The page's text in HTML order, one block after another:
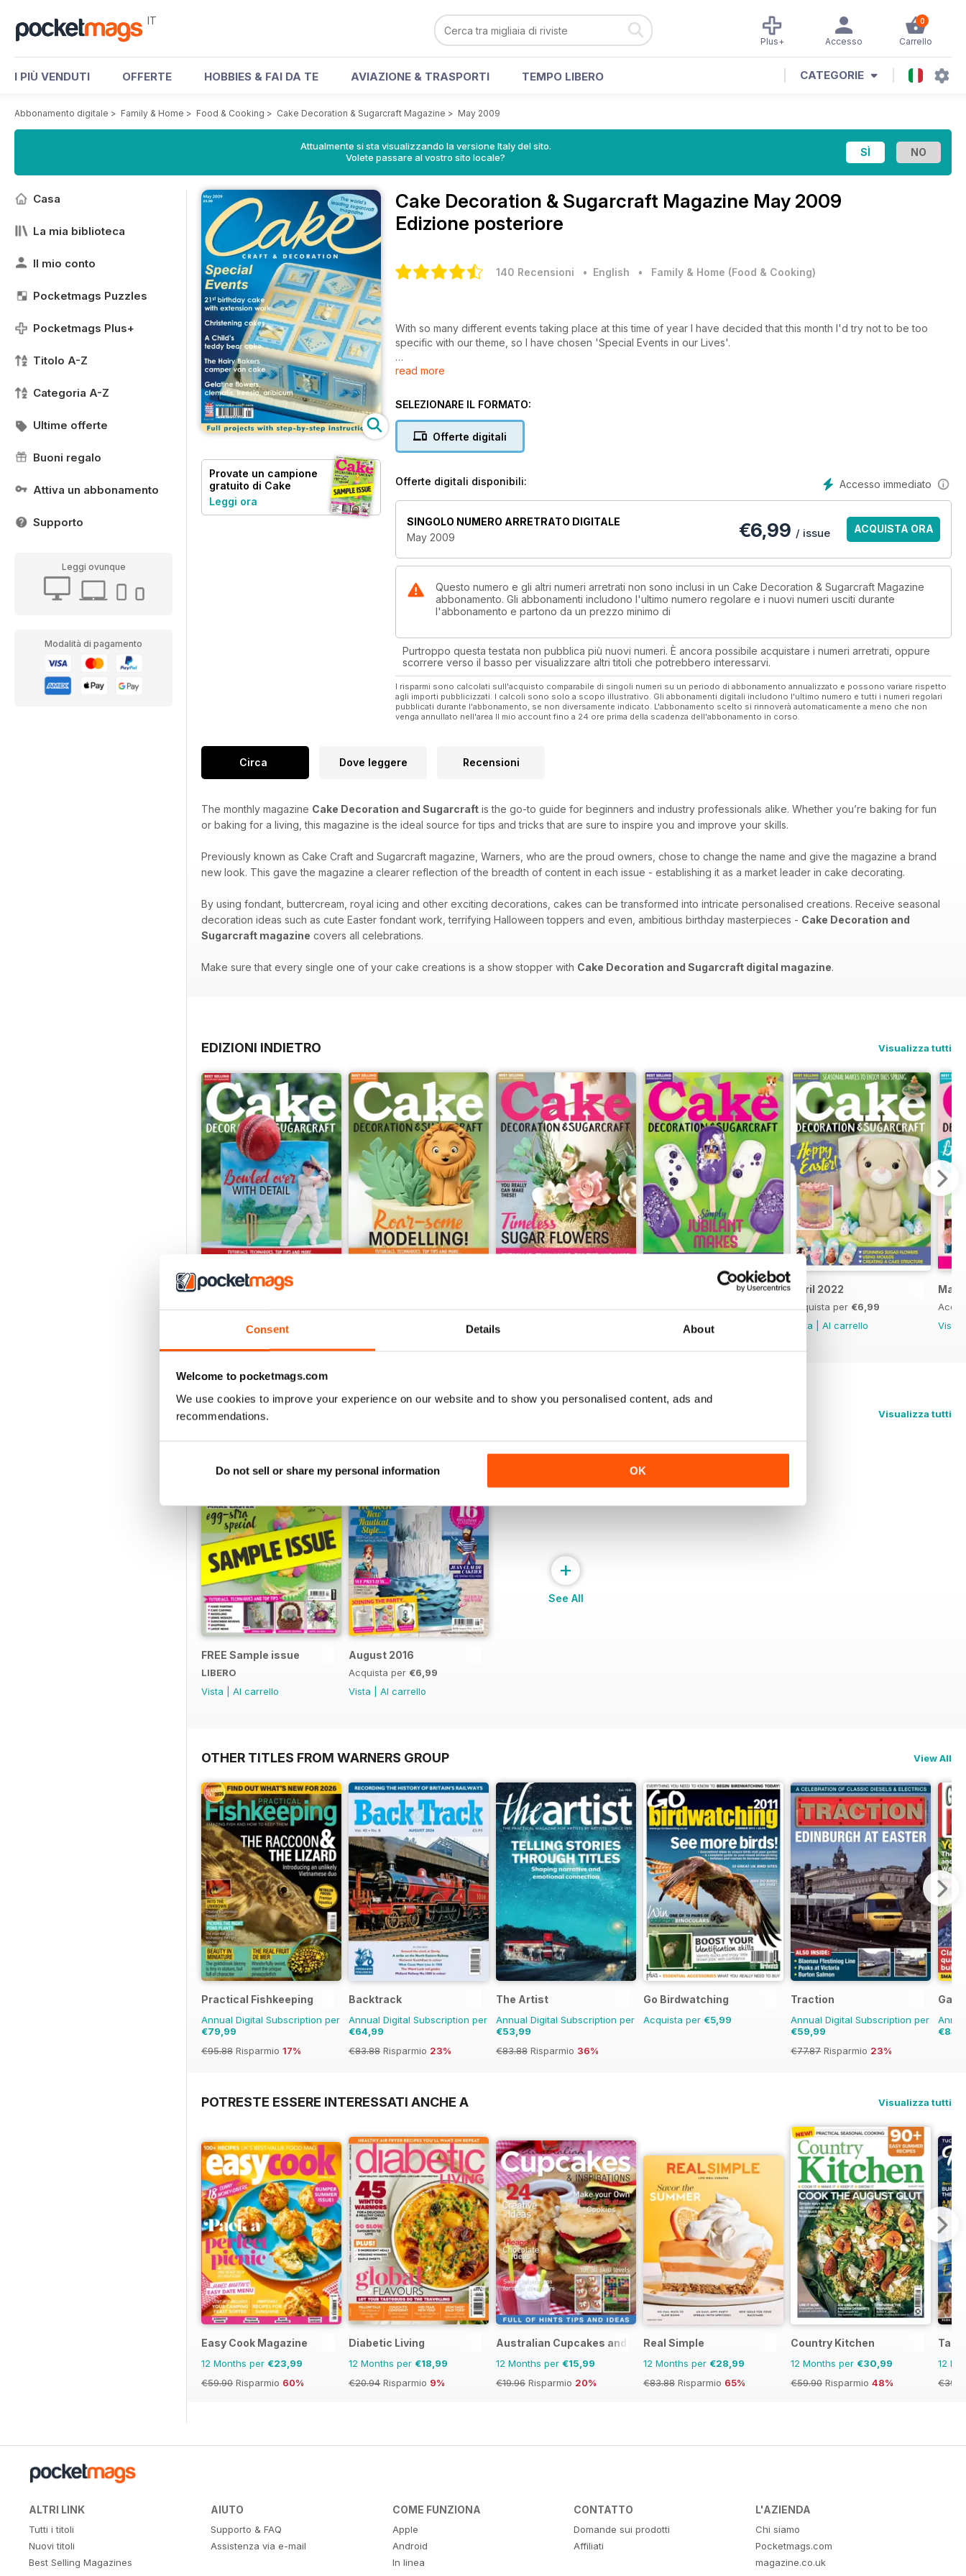
Consent Details About
Welcome to pocketmags.com
We use cookies to improve your experience on our website and to show you personalised content, ads and
recommendations.
Do not sell or share my personal information OK
IT 0
Carrello
Accesso
Plus+
I PIÙ VENDUTI OFFERTE HOBBIES & FAI DA TE AVIAZIONE & TRASPORTI TEMPO LIBERO CATEGORIE
Abbonamento digitale > Family & Home > Food & Cooking > Cake Decoration & Sugarcraft Magazine > May 2009
Attualmente si sta visualizzando la versione Italy del sito.
Volete passare al vostro sito locale?
Casa
La mia biblioteca
Il mio conto
Pocketmags Puzzles
Pocketmags Plus+
Titolo A-Z
Categoria A-Z
Ultime offerte
Buoni regalo
Attiva un abbonamento
Supporto
Leggi ovunque
Modalità di pagamento
Provate un campione
gratuito di Cake
Decoration &
Sugarcraft Magazine
Leggi ora
Cake Decoration & Sugarcraft Magazine May 2009
Edizione posteriore
140 Recensioni • English • Family & Home (Food & Cooking)
With so many different events taking place at this time of year I have decided that this month I'd try not to be too
specific with our theme, so I have chosen 'Special Events in our Lives'.
Most of the cakes in this issue could be adapted for a variety of occasions,and these could be used to mark the start
only our imaginations that normally limit us to the usual weddings, birthdays, etc.
Also this month, by popular request, we feature pictures of gold and silver winners from last years 'Cake
International' show; so if you are looking for even more challenges you could always try to recreate some of these
And remember, if you have any original reasons you have created a cake for, please do let me know (or better still
send in a picture) so that you can also help to inspire others and continue to spread the cake decorating message
worldwide.
read more
SELEZIONARE IL FORMATO:
Offerte digitali
Accesso immediato
Offerte digitali disponibili:
SINGOLO NUMERO ARRETRATO DIGITALE
May 2009
€6,99 / issue ACQUISTA ORA
Questo numero e gli altri numeri arretrati non sono inclusi in un Cake Decoration & Sugarcraft Magazine
abbonamento. Gli abbonamenti includono l'ultimo numero regolare e i nuovi numeri usciti durante
l'abbonamento e partono da un prezzo minimo di
Purtroppo questa testata non pubblica più nuovi numeri. È ancora possibile acquistare i numeri arretrati, oppure
scorrere verso il basso per visualizzare altri titoli che potrebbero interessarvi.
I risparmi sono calcolati sull'acquisto comparabile di singoli numeri su un periodo di abbonamento annualizzato e possono variare rispetto
agli importi pubblicizzati. I calcoli sono solo a scopo illustrativo. Gli abbonamenti digitali includono l'ultimo numero e tutti i numeri regolari
pubblicati durante l'abbonamento, se non diversamente indicato. L'abbonamento scelto si rinnoverà automaticamente a meno che non
venga annullato nell'area Il mio account fino a 24 ore prima della scadenza dell'abbonamento in corso.
Circa Dove leggere Recensioni
The monthly magazine Cake Decoration and Sugarcraft is the go-to guide for beginners and industry professionals alike. Whether you’re baking for fun
or baking for a living, this magazine is the ideal source for tips and tricks that are sure to inspire you and improve your skills.
Previously known as Cake Craft and Sugarcraft magazine, Warners, who are the proud owners, chose to change the name and give the magazine a brand
new look. This gave the magazine a clearer reflection of the breadth of content in each issue - establishing it as a market leader in cake decorating.
By using fondant, buttercream, royal icing and other exciting decorations, cakes can be transformed into intricate personalised creations. Receive seasonal
decoration ideas such as cute Easter fondant work, terrifying Halloween toppers and even, ambitious birthday masterpieces - Cake Decoration and
Sugarcraft magazine covers all celebrations.
Make sure that every single one of your cake creations is a show stopper with Cake Decoration and Sugarcraft digital magazine.
EDIZIONI INDIETRO Visualizza tutti
August 2022
Al carrello
Vista
Al carrello
April 2022
Acquista per €6,99
Vista
Al carrello
Vista
SPECIAL EDITIONS Visualizza tutti
FREE Sample issue
LIBERO
Vista
Al carrello
August 2016
Acquista per €6,99
Vista
Al carrello
+
See All
OTHER TITLES FROM WARNERS GROUP View All
Practical Fishkeeping
Annual Digital Subscription per
€79,99
€95.88 Risparmio 17%
Backtrack
Annual Digital Subscription per
€64,99
€83.88 Risparmio 23%
The Artist
Annual Digital Subscription per
€53,99
€83.88 Risparmio 36%
Go Birdwatching
Acquista per €5,99
Traction
Annual Digital Subscription per
€59,99
€77.87 Risparmio 23%
POTRESTE ESSERE INTERESSATI ANCHE A Visualizza tutti
Easy Cook Magazine
12 Months per €23,99
€59.90 Risparmio 60%
Diabetic Living
12 Months per €18,99
€20.94 Risparmio 9%
Australian Cupcakes and Inspirations
12 Months per €15,99
€19.96 Risparmio 20%
Real Simple
12 Months per €28,99
€83.88 Risparmio 65%
Country Kitchen
12 Months per €30,99
€59.90 Risparmio 48%
12
ALTRI LINK
Tutti i titoli
Nuovi titoli
Best Selling Magazines
AIUTO
Supporto & FAQ
Assistenza via e-mail
COME FUNZIONA
Apple
Android
In linea
CONTATTO
Domande sui prodotti
Affiliati
L'AZIENDA
Chi siamo
Pocketmags.com
magazine.co.uk